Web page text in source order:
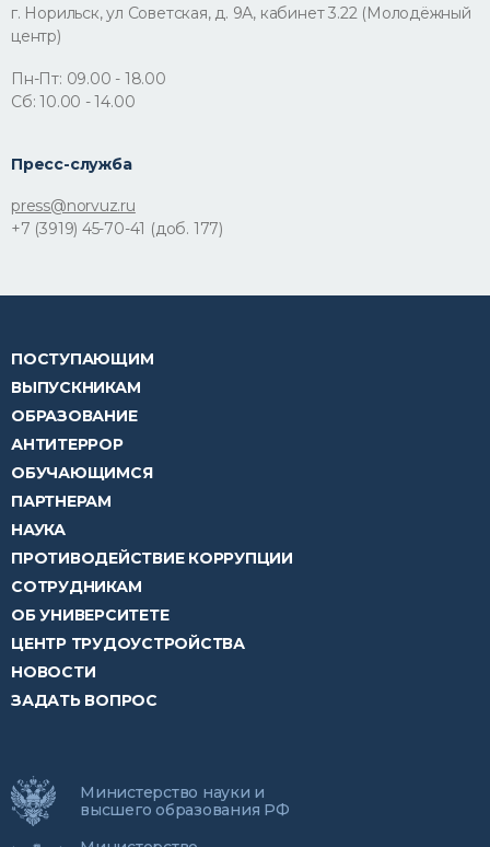
г. Норильск, ул Советская, д. 9А, кабинет 3.22 (Молодёжный
центр)
Пн-Пт: 09.00 - 18.00
Сб: 10.00 - 14.00
Пресс-служба
press@norvuz.ru
+7 (3919) 45-70-41 (доб. 177)
ПОСТУПАЮЩИМ
ВЫПУСКНИКАМ
ОБРАЗОВАНИЕ
АНТИТЕРРОР
ОБУЧАЮЩИМСЯ
ПАРТНЕРАМ
НАУКА
ПРОТИВОДЕЙСТВИЕ КОРРУПЦИИ
СОТРУДНИКАМ
ОБ УНИВЕРСИТЕТЕ
ЦЕНТР ТРУДОУСТРОЙСТВА
НОВОСТИ
ЗАДАТЬ ВОПРОС
Министерство науки и
высшего образования РФ